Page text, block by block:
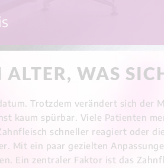
WAS
Trotzdem verändert sich der
kaum spürbar. Viele Patienten
schneller reagiert oder
Mit ein paar gezielten
Ein zentraler Faktor ist das